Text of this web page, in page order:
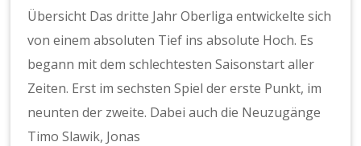
Übersicht Das dritte Jahr Oberliga entwickelte sich
von einem absoluten Tief ins absolute Hoch. Es
begann mit dem schlechtesten Saisonstart aller
Zeiten. Erst im sechsten Spiel der erste Punkt, im
neunten der zweite. Dabei auch die Neuzugänge
Timo Slawik, Jonas